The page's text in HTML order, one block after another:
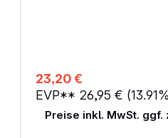
Einfache Installation Schnittstelle: USB 2.0 WLAN-
Standards: 802.11ac / a / n / g / b
20 dBm (EIRP) Abmessungen (B x H x T): 15 x 7,1 x
18,6 mm
23,20 €
EVP** 26,95 €
Preise inkl. MwSt.